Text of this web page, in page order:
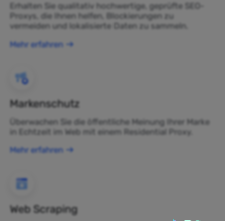
Erhalten Sie qualitativ hochwertige, geprüfte SEO-
Proxys, die Ihnen helfen, Blockierungen zu
vermeiden und lokalisierte Daten zu sammeln.
Mehr erfahren
Markenschutz
Überwachen Sie die öffentliche Meinung Ihrer Marke
in Echtzeit im Web mit einem Residential Proxy.
Mehr erfahren
Web Scraping